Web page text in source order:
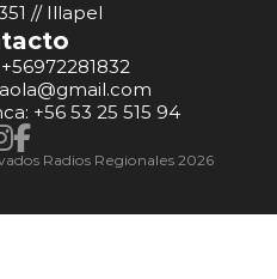
// Illapel
+56 53 25 515 94
Radios Regionales 2026